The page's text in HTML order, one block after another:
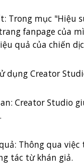
Trong mục
fanpage của
quả của chiến
dụng Creator
Creator Studio
Thông qua
tác từ khán giả.